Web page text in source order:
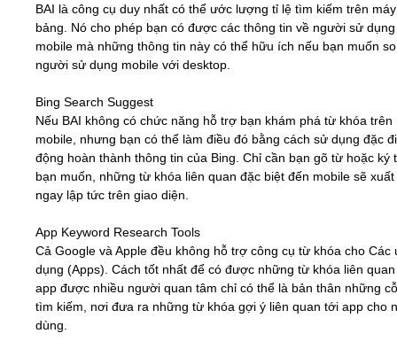
BAI là công cụ duy nhất có thể ước lượng tỉ lệ tìm kiếm trên
bảng. Nó cho phép bạn có được các thông tin về người sử dụng
mobile mà những thông tin này có thể hữu ích nếu bạn muốn
người sử dụng mobile với desktop.
Bing Search Suggest
Nếu BAI không có chức năng hỗ trợ bạn khám phá từ khóa trên
mobile, nhưng bạn có thể làm điều đó bằng cách sử dụng đặc
động hoàn thành thông tin của Bing. Chỉ cần bạn gõ từ hoặc ký
bạn muốn, những từ khóa liên quan đặc biệt đến mobile sẽ xuất
ngay lập tức trên giao diện.
App Keyword Research Tools
Cả Google và Apple đều không hỗ trợ công cụ từ khóa cho Các
dụng (Apps). Cách tốt nhất để có được những từ khóa liên
app được nhiều người quan tâm chỉ có thể là bản thân những
tìm kiếm, nơi đưa ra những từ khóa gợi ý liên quan tới app cho
dùng.